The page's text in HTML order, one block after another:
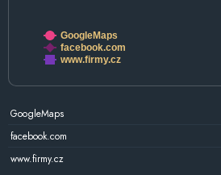
GoogleMaps
facebook.com
www.firmy.cz
GoogleMaps
facebook.com
www.firmy.cz